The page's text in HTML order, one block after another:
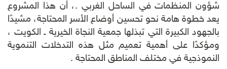
شؤون المنظمات في الساحل الغربي .، أن هذا المشروع
يعد خطوة هامة نحو تحسين أوضاع الأسر المحتاجة، مشيدًا
بالجهود الكبيرة التي تبذلها جمعية النجاة الخيرية ـ الكويت ،
ومؤكدًا على أهمية تعميم مثل هذه التدخلات التنموية
النموذجية في مختلف المناطق المحتاجة .